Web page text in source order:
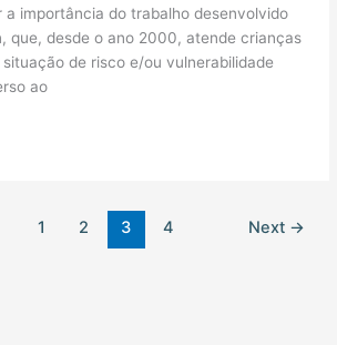
a importância do trabalho desenvolvido
que, desde o ano 2000, atende crianças
de risco e/ou vulnerabilidade
ao
1 2 3 4 Next →